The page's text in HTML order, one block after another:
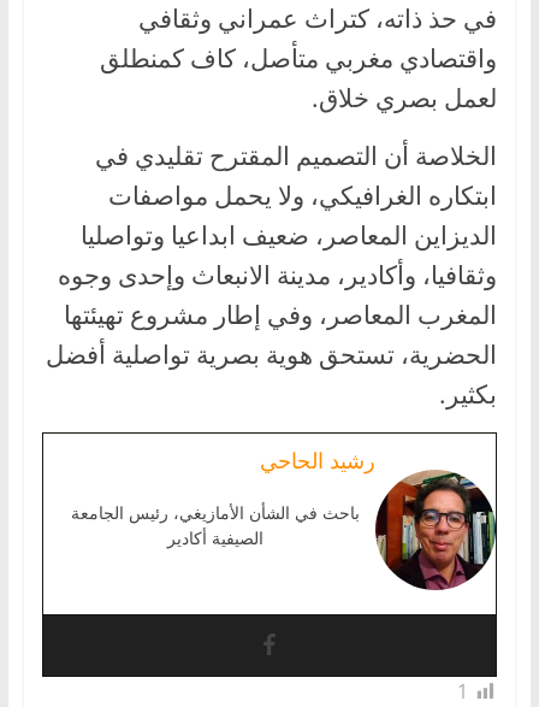
في حذ ذاته، كتراث عمراني وثقافي
واقتصادي مغربي متأصل، كاف كمنطلق
لعمل بصري خلاق.
الخلاصة أن التصميم المقترح تقليدي في
ابتكاره الغرافيكي، ولا يحمل مواصفات
الديزاين المعاصر، ضعيف ابداعيا وتواصليا
وثقافيا، وأكادير، مدينة الانبعاث وإحدى وجوه
المغرب المعاصر، وفي إطار مشروع تهيئتها
الحضرية، تستحق هوية بصرية تواصلية أفضل
بكثير.
رشيد الحاحي
باحث في الشأن الأمازيغي، رئيس الجامعة
الصيفية أكادير
1